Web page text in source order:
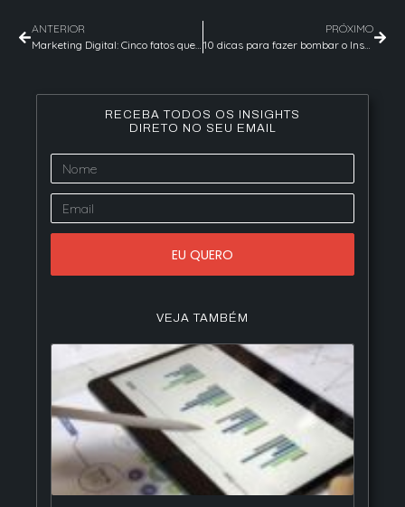
ANTERIOR
Marketing Digital: Cinco fatos que você precisa saber sobre o mercado
PRÓXIMO
10 dicas para fazer bombar o Instagram da sua empresa
RECEBA TODOS OS INSIGHTS
DIRETO NO SEU EMAIL
EU QUERO
VEJA TAMBÉM